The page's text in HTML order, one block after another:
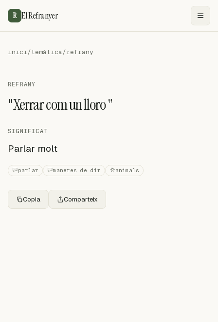
R El Refranyer
inici/temàtica/refrany
REFRANY
"Xerrar com un lloro "
SIGNIFICAT
Parlar molt
parlar maneres de dir animals
Copia Comparteix